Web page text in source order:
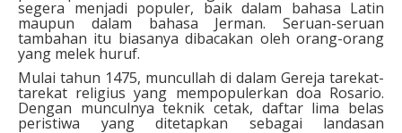
segera menjadi populer, baik dalam bahasa Latin
maupun dalam bahasa Jerman. Seruan-seruan
tambahan itu biasanya dibacakan oleh orang-orang
yang melek huruf.
Mulai tahun 1475, muncullah di dalam Gereja tarekat-
tarekat religius yang mempopulerkan doa Rosario.
Dengan munculnya teknik cetak, daftar lima belas
peristiwa yang ditetapkan sebagai landasan